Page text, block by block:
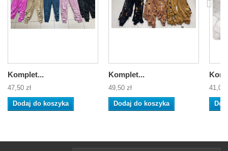
Komplet...
47,50 zł
Dodaj do koszyka
Komplet...
49,50 zł
Dodaj do koszyka
41,00